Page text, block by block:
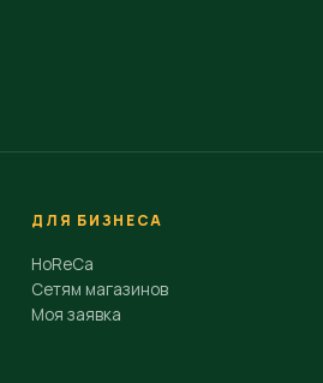
ДЛЯ БИЗНЕСА
HoReCa
Сетям магазинов
Моя заявка